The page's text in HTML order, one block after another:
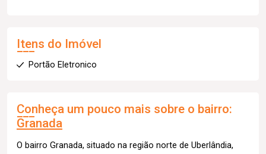
Itens do Imóvel
Portão Eletronico
Conheça um pouco mais sobre o bairro:
Granada
O bairro Granada, situado na região norte de Uberlândia,